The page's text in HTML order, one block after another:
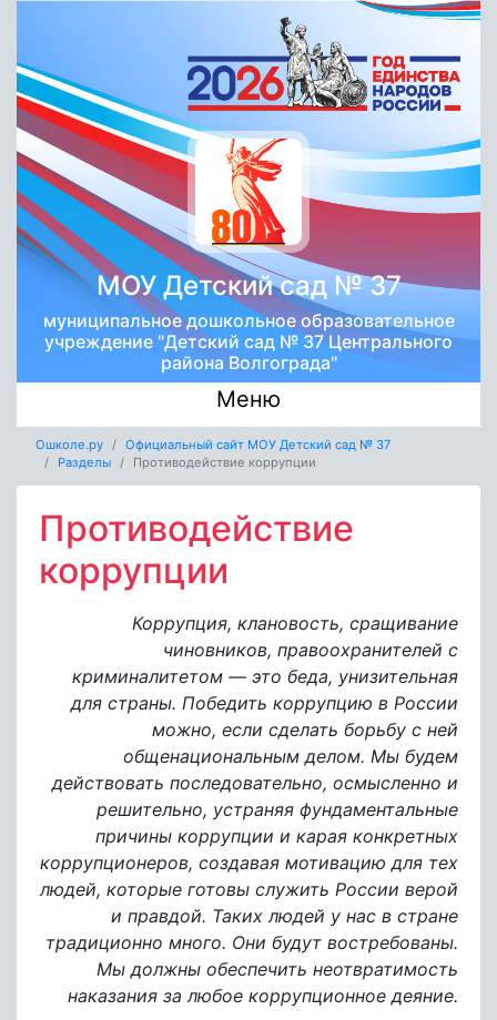
МОУ Детский сад № 37
муниципальное дошкольное образовательное
учреждение "Детский сад № 37 Центрального
района Волгограда"
Меню
Ошколе.ру
Официальный сайт МОУ Детский сад № 37
Разделы
Противодействие коррупции
Противодействие
коррупции
Коррупция, клановость, сращивание
чиновников, правоохранителей с
криминалитетом — это беда, унизительная
для страны. Победить коррупцию в России
можно, если сделать борьбу с ней
общенациональным делом. Мы будем
действовать последовательно, осмысленно и
решительно, устраняя фундаментальные
причины коррупции и карая конкретных
коррупционеров, создавая мотивацию для тех
людей, которые готовы служить России верой
и правдой. Таких людей у нас в стране
традиционно много. Они будут востребованы.
Мы должны обеспечить неотвратимость
наказания за любое коррупционное деяние.